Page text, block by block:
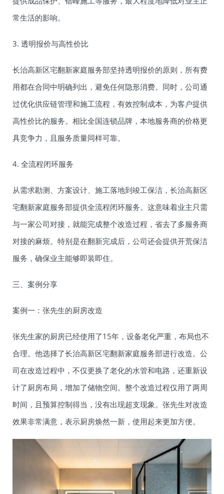
常生活的影响。
3. 透明报价与高性价比
长治高新区宅翻新家庭服务部坚持透明报价的原则，所有费
用都在合同中明确列出，避免任何隐形消费。同时，公司通
过优化供应链管理和施工流程，有效控制成本，为客户提供
高性价比的服务。相比全国连锁品牌，本地服务商的价格更
具竞争力，且服务质量同样可靠。
4. 全流程闭环服务
从需求勘测、方案设计、施工落地到竣工保洁，长治高新区
宅翻新家庭服务部提供全流程闭环服务。这意味着业主只需
与一家公司对接，就能完成整个改造过程，省去了多服务商
对接的麻烦。特别是在翻新完成后，公司还会提供开荒保洁
服务，确保业主能够即装即住。
三、案例分享
案例一：张先生的厨房改造
张先生家的厨房已经使用了15年，设备老化严重，布局也不
合理。他选择了长治高新区宅翻新家庭服务部进行改造。公
司在改造过程中，不仅更换了老化的水管和电路，还重新设
计了厨房布局，增加了储物空间。整个改造过程仅用了两周
时间，且预算控制得当，没有出现超支现象。张先生对改造
效果非常满意，表示厨房焕然一新，使用起来更加方便。